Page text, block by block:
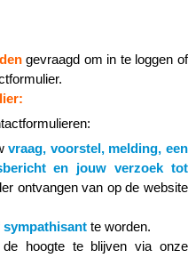
gevraagd om in te loggen of
:
vraag, voorstel, melding, een
en jouw verzoek tot
ontvangen van op de website
sympathisant te worden.
hoogte te blijven via onze